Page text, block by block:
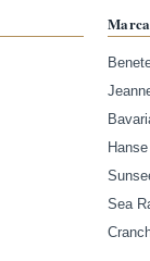
Hanse
Sea